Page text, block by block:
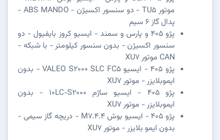
موتور TU5 - دو سنسور اکسیژن - ABS MANDO -
پدال گاز 6 سیم
پژو 405 و پارس و سمند - ایسیو کروز بایفیول - دو
سنسور اکسیژن - بدون سنسور کیلومتر - با شبکه -
CAN موتور XU7
پژو 405 - ایسیو VALEO S2000 SLC FC5 - بدون
ایموبلایزر - موتور XU7
پژو 405 - ایسیو ساژم 10LC-S2000 - بدون
ایموبلایزر - موتور XU7
پژو 405 - ایسیو بوش M7.4.4 - دریچه گاز سیمی -
بدون ایمو بلایزر - موتور XU7